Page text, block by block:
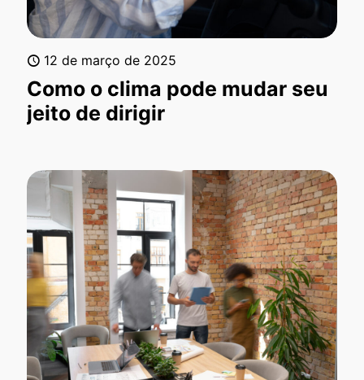
12 de março de 2025
Como o clima pode mudar seu
jeito de dirigir